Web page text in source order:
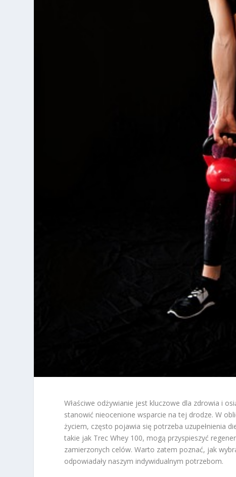
Właściwe odżywianie jest kluczowe dla zdrowia i
stanowić nieocenione wsparcie na tej drodze. W
życiem, często pojawia się potrzeba uzupełnienia
takie jak Trec Whey 100, mogą przyspieszyć
zamierzonych celów. Warto zatem poznać, jak
odpowiadały naszym indywidualnym potrzebom.